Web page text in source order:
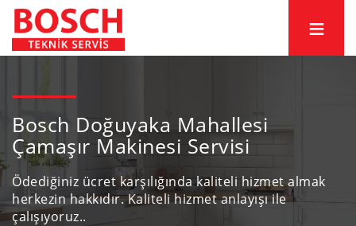
Bosch Doğuyaka Mahallesi
Çamaşır Makinesi Servisi
Ödediğiniz ücret karşılığında kaliteli hizmet almak
herkezin hakkıdır.Kaliteli hizmet anlayışı ile
çalışıyoruz..